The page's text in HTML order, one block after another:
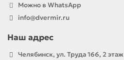
Можно в WhatsApp
info@dvermir.ru
Наш адрес
Челябинск, ул. Труда 166, 2 этаж